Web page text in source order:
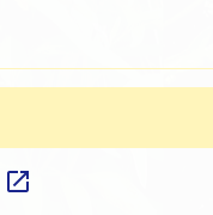
open_in_new